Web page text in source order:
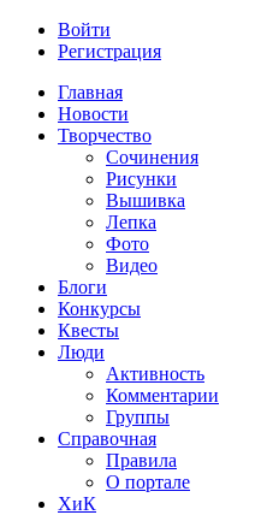
Войти
Регистрация
Главная
Новости
Творчество
Сочинения
Рисунки
Вышивка
Лепка
Фото
Видео
Блоги
Конкурсы
Квесты
Люди
Активность
Комментарии
Группы
Справочная
Правила
О портале
ХиК